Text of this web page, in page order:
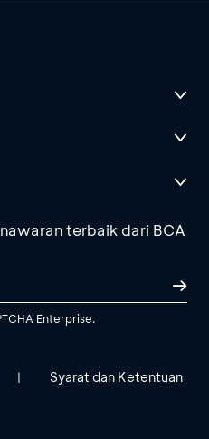
terbaik dari BCA
Enterprise.
| Syarat dan Ketentuan